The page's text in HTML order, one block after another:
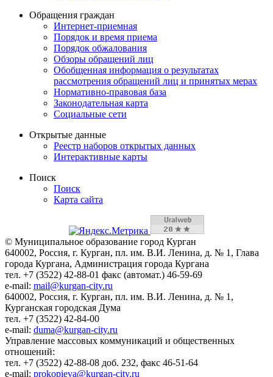
Обращения граждан
Интернет-приемная
Порядок и время приема
Порядок обжалования
Обзоры обращений лиц
Обобщенная информация о результатах
рассмотрения обращений лиц и принятых мерах
Нормативно-правовая база
Законодательная карта
Социальные сети
Открытые данные
Реестр наборов открытых данных
Интерактивные карты
Поиск
Поиск
Карта сайта
© Муниципальное образование город Курган
640002, Россия, г. Курган, пл. им. В.И. Ленина, д. № 1, Глава
города Кургана, Администрация города Кургана
тел. +7 (3522) 42-88-01 факс (автомат.) 46-59-69
e-mail: mail@kurgan-city.ru
640002, Россия, г. Курган, пл. им. В.И. Ленина, д. № 1,
Курганская городская Дума
тел. +7 (3522) 42-84-00
e-mail: duma@kurgan-city.ru
Управление массовых коммуникаций и общественных
отношений:
тел. +7 (3522) 42-88-08 доб. 232, факс 46-51-64
e-mail: prokopieva@kurgan-city.ru